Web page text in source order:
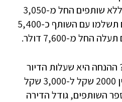
תשלמו על דירת סטודיו, ללא שותפים החל מ-3,050
דולר, על דירת שני חדרים תשלמו עם השותף כ-5,400
מ-7,600 דולר.
היא שעלות הדיור
המשותף בישראל עולה בין 2000 שקל ל-3,000 שקל
השותפים, גודל הדירה